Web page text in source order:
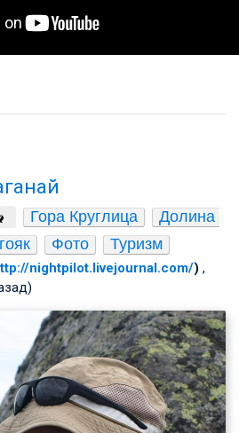
Гора Круглица
Долина
Фото Туризм
nightpilot.livejournal.com/) ,